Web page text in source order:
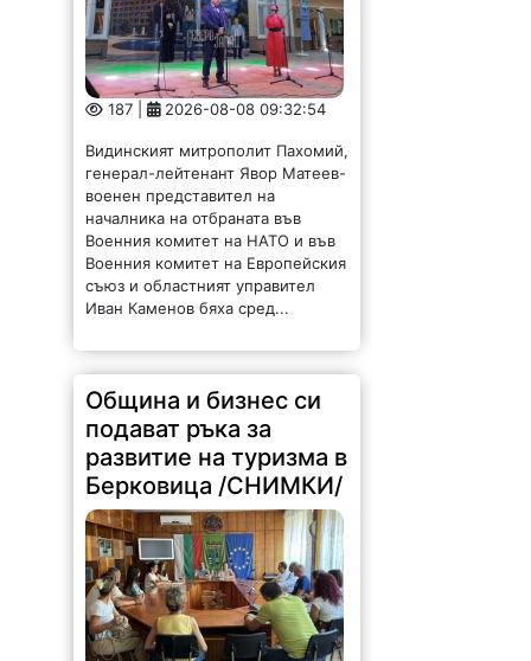
187 | 2026-08-08 09:32:54
Видинският митрополит Пахомий,
военен представител на
началника на отбраната във
Военния комитет на НАТО и във
Военния комитет на Европейския
съюз и областният управител
Иван Каменов бяха сред...
Община и бизнес си
подават ръка за
развитие на туризма в
Берковица /СНИМКИ/